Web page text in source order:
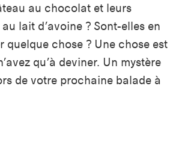
au chocolat et leurs
lait d’avoine ? Sont-elles en
quelque chose ? Une chose est
qu’à deviner. Un mystère
de votre prochaine balade à